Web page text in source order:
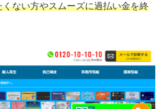
ない方やスムーズに過払い金を終